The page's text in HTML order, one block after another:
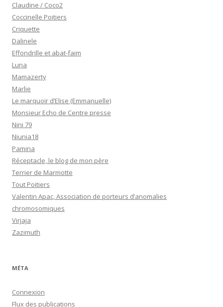
Claudine / Coco2
Coccinelle Poitiers
Criquette
Dalinele
Effondrille et abat-faim
Luna
Mamazerty
Marlie
Le marquoir d’Elise (Emmanuelle)
Monsieur Echo de Centre presse
Nini 79
Niunia18
Pamina
Réceptacle, le blog de mon père
Terrier de Marmotte
Tout Poitiers
Valentin Apac, Association de porteurs d’anomalies
chromosomiques
Virjaja
Zazimuth
MÉTA
Connexion
Flux des publications